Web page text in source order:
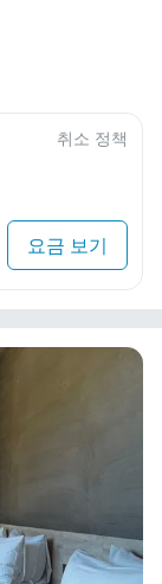
취소 정책
요금 보기